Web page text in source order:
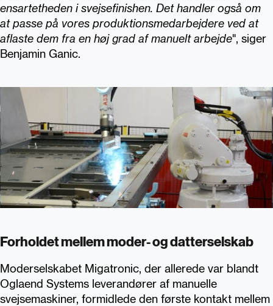
ensartetheden i svejsefinishen. Det handler også om
at passe på vores produktionsmedarbejdere ved at
aflaste dem fra en høj grad af manuelt arbejde", siger
Benjamin Ganic.
Forholdet mellem moder- og datterselskab
Moderselskabet Migatronic, der allerede var blandt
Oglaend Systems leverandører af manuelle
svejsemaskiner, formidlede den første kontakt mellem